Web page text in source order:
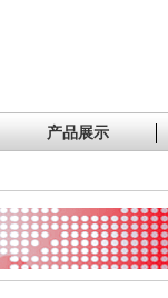
产品展示